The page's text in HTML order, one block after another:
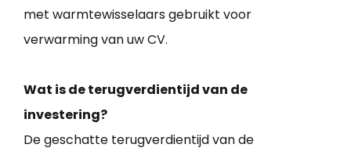
met warmtewisselaars gebruikt voor
verwarming van uw CV.
Wat is de terugverdientijd van de
investering?
De geschatte terugverdientijd van de